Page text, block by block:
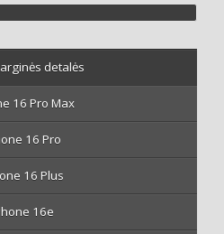
detalės
16 Pro Max
16 Pro
16 Plus
16e